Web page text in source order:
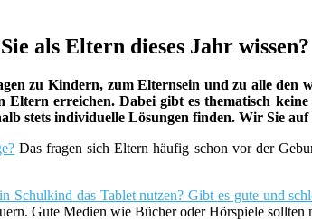
als Eltern dieses Jahr wissen?
zu Kindern, zum Elternsein und zu alle den
erreichen. Dabei gibt es thematisch
stets individuelle Lösungen finden. Wir Sie
Das fragen sich Eltern häufig schon vor der
das Tablet nutzen? Gibt es gute und
Gute Medien wie Bücher oder Hörspiele sollten